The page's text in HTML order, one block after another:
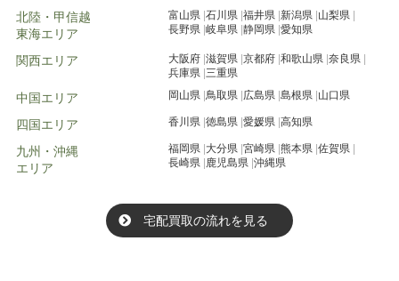
北陸・甲信越
東海エリア
富山県 石川県 福井県 新潟県 山梨県
長野県 岐阜県 静岡県 愛知県
関西エリア 大阪府 滋賀県 京都府 和歌山県 奈良県
兵庫県 三重県
中国エリア 岡山県 鳥取県 広島県 島根県 山口県
四国エリア 香川県 徳島県 愛媛県 高知県
九州・沖縄
エリア
福岡県 大分県 宮崎県 熊本県 佐賀県
長崎県 鹿児島県 沖縄県
宅配買取の流れを見る